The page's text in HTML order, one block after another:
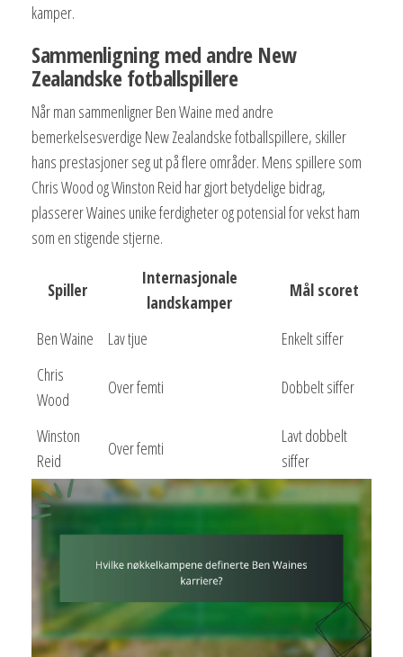
kamper.
Sammenligning med andre New
Zealandske fotballspillere
Når man sammenligner Ben Waine med andre
bemerkelsesverdige New Zealandske fotballspillere, skiller
hans prestasjoner seg ut på flere områder. Mens spillere som
Chris Wood og Winston Reid har gjort betydelige bidrag,
plasserer Waines unike ferdigheter og potensial for vekst ham
som en stigende stjerne.
Spiller
Internasjonale
landskamper
Mål scoret
Ben Waine Lav tjue
Enkelt siffer
Chris
Wood
Over femti Dobbelt siffer
Winston
Reid
Over femti
Lavt dobbelt
siffer